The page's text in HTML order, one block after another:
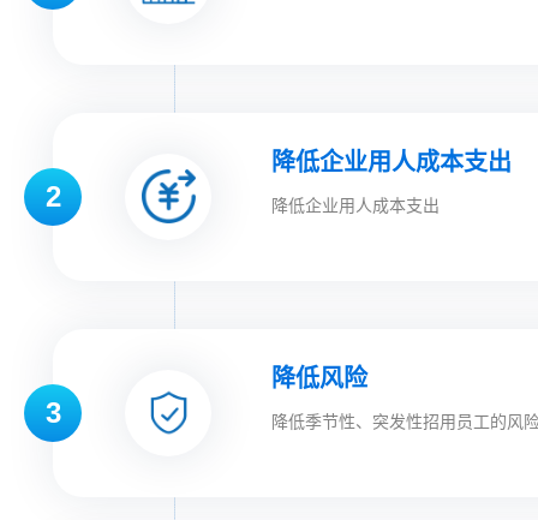
2
降低企业用人成本支出
降低企业用人成本支出
3
降低风险
降低季节性、突发性招用员工的风